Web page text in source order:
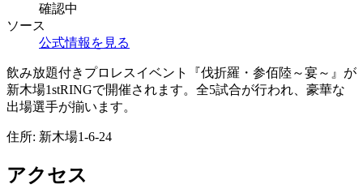
確認中
ソース
公式情報を見る
飲み放題付きプロレスイベント『伐折羅・参佰陸～宴～』が
新木場1stRINGで開催されます。全5試合が行われ、豪華な
出場選手が揃います。
住所: 新木場1-6-24
アクセス